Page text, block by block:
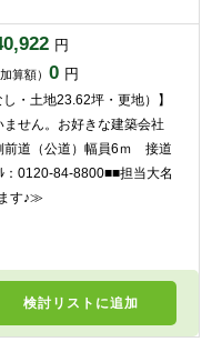
円
算額） 0 円
検討リスト に追加
・土地23.62坪・更地）】
せん。お好きな建築会社
道（公道）幅員6ｍ 接道
0120-84-8800■■担当大名
す♪≫